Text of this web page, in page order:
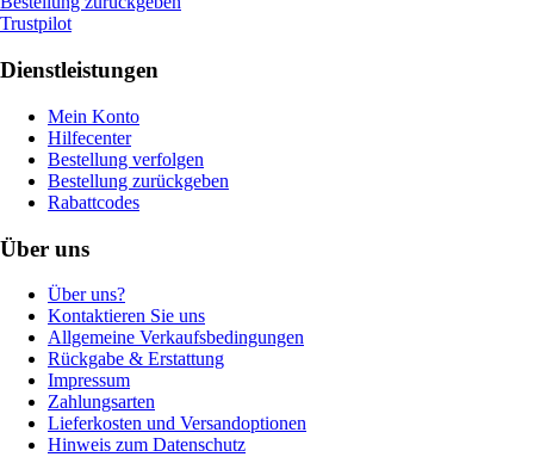
Trustpilot
Dienstleistungen
Mein Konto
Hilfecenter
Bestellung verfolgen
Bestellung zurückgeben
Rabattcodes
Über uns
Über uns?
Kontaktieren Sie uns
Allgemeine Verkaufsbedingungen
Rückgabe & Erstattung
Impressum
Zahlungsarten
Lieferkosten und Versandoptionen
Hinweis zum Datenschutz